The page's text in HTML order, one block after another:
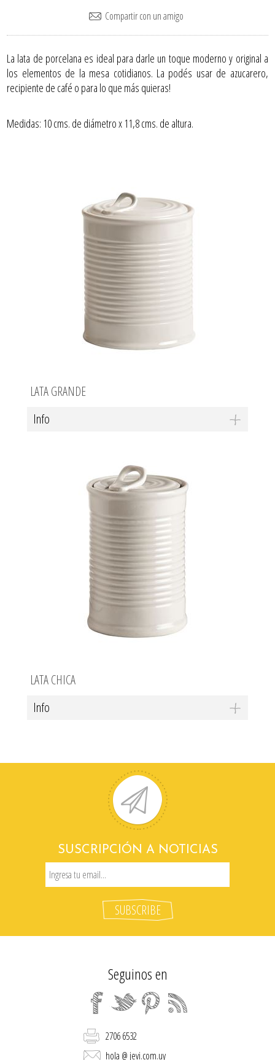
La lata de porcelana es ideal para darle un toque moderno y original a
los elementos de la mesa cotidianos. La podés usar de azucarero,
recipiente de café o para lo que más quieras!
Medidas: 10 cms. de diámetro x 11,8 cms. de altura.
LATA GRANDE
Info
LATA CHICA
Info
SUSCRIPCIÓN A NOTICIAS
Seguinos en
2706 6532
hola @ jevi.com.uy